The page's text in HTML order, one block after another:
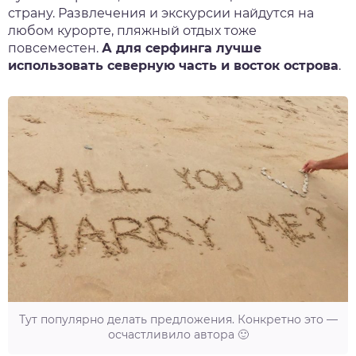
страну. Развлечения и экскурсии найдутся на
любом курорте, пляжный отдых тоже
повсеместен. А для серфинга лучше
использовать северную часть и восток острова.
Тут популярно делать предложения. Конкретно это —
осчастливило автора 🙂